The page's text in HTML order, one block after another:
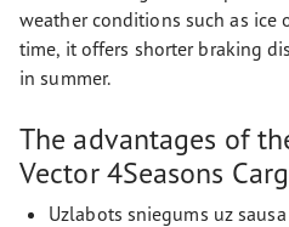
weather conditions such as ice
time, it offers shorter braking
in summer.
The advantages of
Vector 4Seasons
Uzlabots sniegums uz